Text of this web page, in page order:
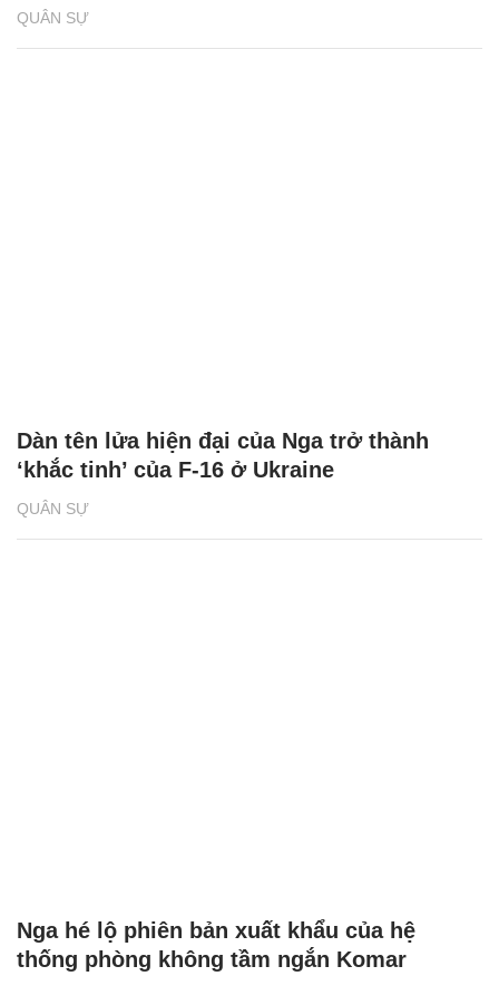
QUÂN SỰ
QUÂN SỰ
Dàn tên lửa hiện đại của Nga trở thành
‘khắc tinh’ của F-16 ở Ukraine
Nga hé lộ phiên bản xuất khẩu của hệ
thống phòng không tầm ngắn Komar